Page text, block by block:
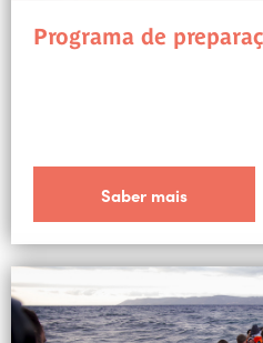
Programa de
Saber mais